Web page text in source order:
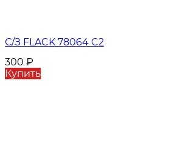
С/З FLACK 78064 C2
300 ₽
Купить